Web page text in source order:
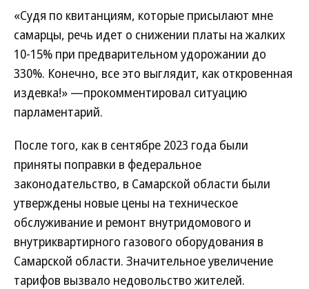
«Судя по квитанциям, которые присылают мне
самарцы, речь идет о снижении платы на жалких
10-15% при предварительном удорожании до
330%. Конечно, все это выглядит, как откровенная
издевка!» —прокомментировал ситуацию
парламентарий.
После того, как в сентябре 2023 года были
приняты поправки в федеральное
законодательство, в Самарской области были
утверждены новые цены на техническое
обслуживание и ремонт внутридомового и
внутриквартирного газового оборудования в
Самарской области. Значительное увеличение
тарифов вызвало недовольство жителей.